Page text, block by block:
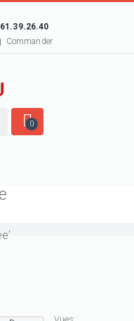
Commander
0